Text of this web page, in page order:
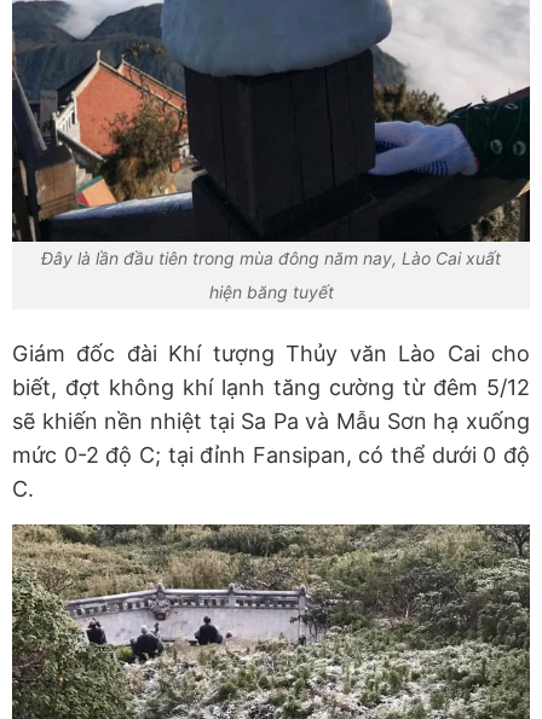
Đây là lần đầu tiên trong mùa đông năm nay, Lào Cai xuất
hiện băng tuyết
Giám đốc đài Khí tượng Thủy văn Lào Cai cho
biết, đợt không khí lạnh tăng cường từ đêm 5/12
sẽ khiến nền nhiệt tại Sa Pa và Mẫu Sơn hạ xuống
mức 0-2 độ C; tại đỉnh Fansipan, có thể dưới 0 độ
C.